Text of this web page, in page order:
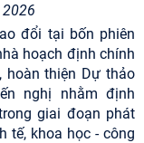
đổi tại bốn phiên
hoạch định chính
hoàn thiện Dự thảo
nghị nhằm định
giai đoạn phát
tế, khoa học - công